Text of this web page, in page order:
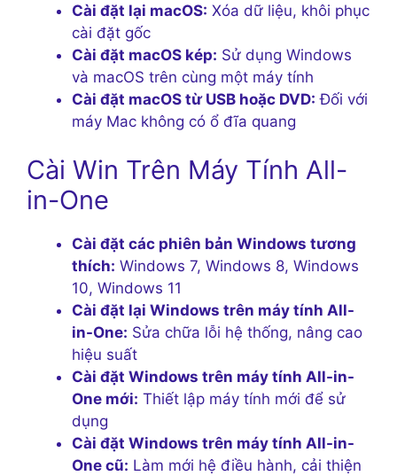
Cài đặt lại macOS: Xóa dữ liệu, khôi phục
cài đặt gốc
Cài đặt macOS kép: Sử dụng Windows
và macOS trên cùng một máy tính
Cài đặt macOS từ USB hoặc DVD: Đối với
máy Mac không có ổ đĩa quang
Cài Win Trên Máy Tính All-
in-One
Cài đặt các phiên bản Windows tương
thích: Windows 7, Windows 8, Windows
10, Windows 11
Cài đặt lại Windows trên máy tính All-
in-One: Sửa chữa lỗi hệ thống, nâng cao
hiệu suất
Cài đặt Windows trên máy tính All-in-
One mới: Thiết lập máy tính mới để sử
dụng
Cài đặt Windows trên máy tính All-in-
One cũ: Làm mới hệ điều hành, cải thiện